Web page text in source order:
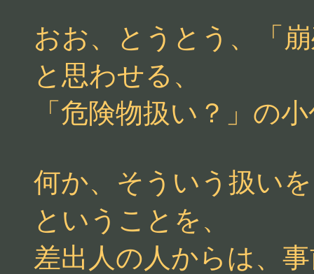
おお、とうとう、「
と思わせる、
「危険物扱い？」の
何か、そういう扱い
ということを、
差出人の人からは、